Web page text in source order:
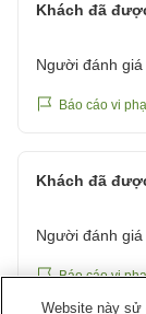
Khách đã
Người đánh giá
Báo cáo vi
Khách đã
Người đánh giá
Báo cáo vi
Website này sử